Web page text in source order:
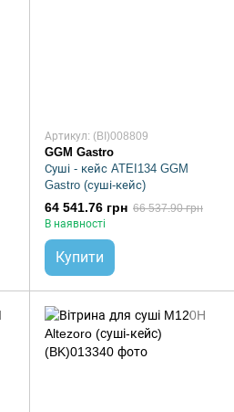
Артикул: (BI)008809
GGM Gastro
Суші - кейс ATEI134 GGM
Gastro (суші-кейс)
64 541.76 грн 66 537.90 грн
В наявності
Купити